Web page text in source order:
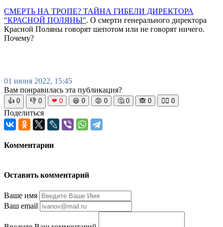
СМЕРТЬ НА ТРОПЕ? ТАЙНА ГИБЕЛИ ДИРЕКТОРА
"КРАСНОЙ ПОЛЯНЫ". О смерти генерального директора
Красной Поляны говорят шепотом или не говорят ничего.
Почему?
01 июня 2022, 15:45
Вам понравилась эта публикация?
👍 0 👎 0 ❤ 0 😆 0 😡 0 🤔 0 🙈 0 🧘‍♀️ 0
Поделиться
Комментарии
Оставить комментарий
Ваше имя
Ваш email